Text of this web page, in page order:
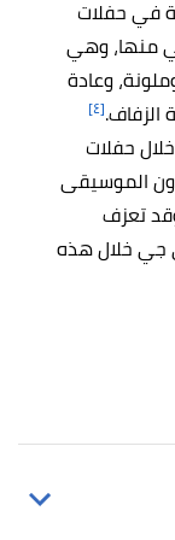
في حفلات
منها، وهي
وعادة
الزفاف.[٤]
حفلات
الموسيقى
وقد تعزف
جي خلال هذه